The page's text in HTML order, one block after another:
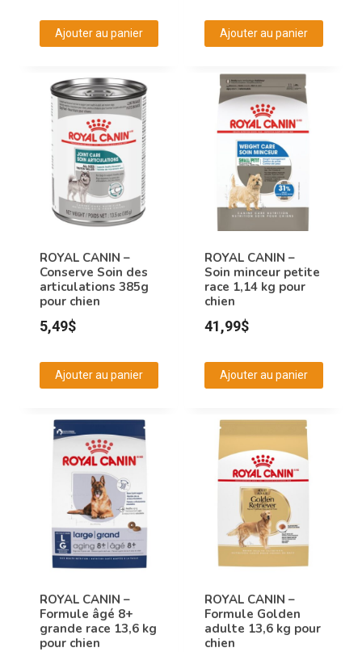
Ajouter au panier Ajouter au panier
ROYAL CANIN –
Conserve Soin des
articulations 385g
pour chien
5,49$
Ajouter au panier
ROYAL CANIN –
Soin minceur petite
race 1,14 kg pour
chien
41,99$
Ajouter au panier
ROYAL CANIN –
Formule âgé 8+
grande race 13,6 kg
pour chien
ROYAL CANIN –
Formule Golden
adulte 13,6 kg pour
chien